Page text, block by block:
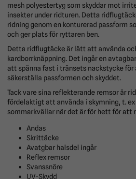
mesh polyestertyg som skyddar mot
insekter under ridturen. Detta
ridning genom en konturerad passform
och ger plats för ryttaren ben.
Detta ridflugtäcke är lätt att använda
kardborrknäppning. Det ingår en
att spänna fast i tränsets nackstycke
säkerställa passformen och skyddet.
Tack vare sina reflekterande remsor är
fördelaktigt att använda i skymning, t. ex
sommarkvällar när det är för hett för att
Andas
Skrittäcke
Avatgbar halsdel ingår
Reflex remsor
Svanssnöre
UV-Skydd